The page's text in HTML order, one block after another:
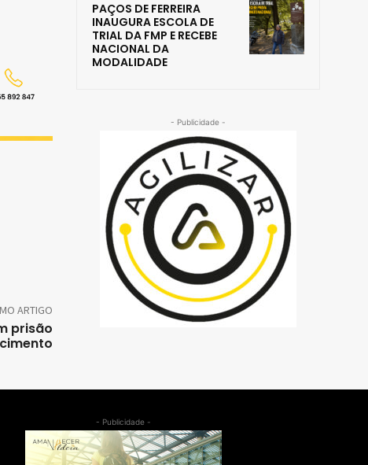
ARTIGO
prisão
PAÇOS DE FERREIRA
INAUGURA ESCOLA DE
TRIAL DA FMP E RECEBE
NACIONAL DA
MODALIDADE
- Publicidade -
- Publicidade -